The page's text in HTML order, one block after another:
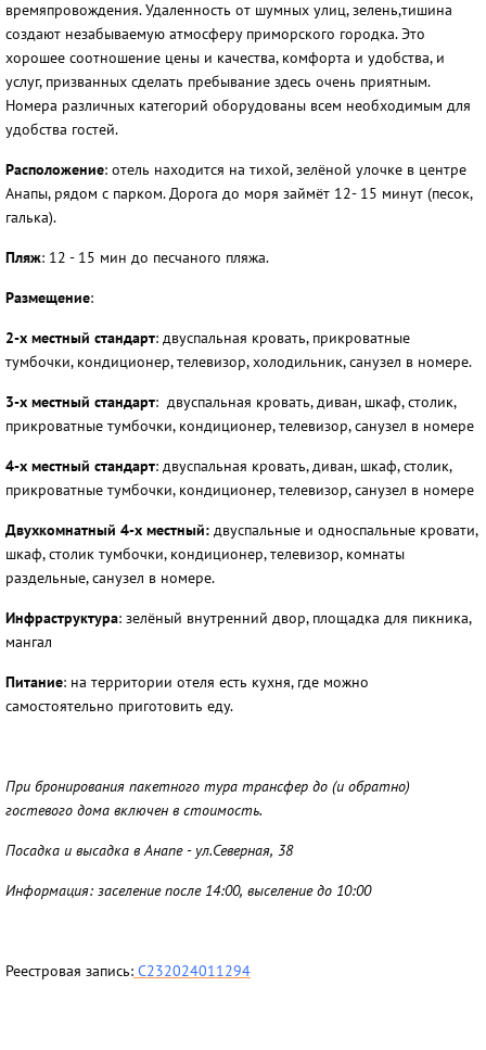
времяпровождения. Удаленность от шумных улиц, зелень,тишина
создают незабываемую атмосферу приморского городка. Это
хорошее соотношение цены и качества, комфорта и удобства, и
услуг, призванных сделать пребывание здесь очень приятным.
Номера различных категорий оборудованы всем необходимым для
удобства гостей.
Расположение: отель находится на тихой, зелёной улочке в центре
Анапы, рядом с парком. Дорога до моря займёт 12- 15 минут (песок,
галька).
Пляж: 12 - 15 мин до песчаного пляжа.
Размещение:
2-х местный стандарт: двуспальная кровать, прикроватные
тумбочки, кондиционер, телевизор, холодильник, санузел в номере.
3-х местный стандарт: двуспальная кровать, диван, шкаф, столик,
прикроватные тумбочки, кондиционер, телевизор, санузел в номере
4-х местный стандарт: двуспальная кровать, диван, шкаф, столик,
прикроватные тумбочки, кондиционер, телевизор, санузел в номере
Двухкомнатный 4-х местный: двуспальные и односпальные кровати,
шкаф, столик тумбочки, кондиционер, телевизор, комнаты
раздельные, санузел в номере.
Инфраструктура: зелёный внутренний двор, площадка для пикника,
мангал
Питание: на территории отеля есть кухня, где можно
самостоятельно приготовить еду.
При бронирования пакетного тура трансфер до (и обратно)
гостевого дома включен в стоимость.
Посадка и высадка в Анапе - ул.Северная, 38
Информация: заселение после 14:00, выселение до 10:00
Реестровая запись: С232024011294